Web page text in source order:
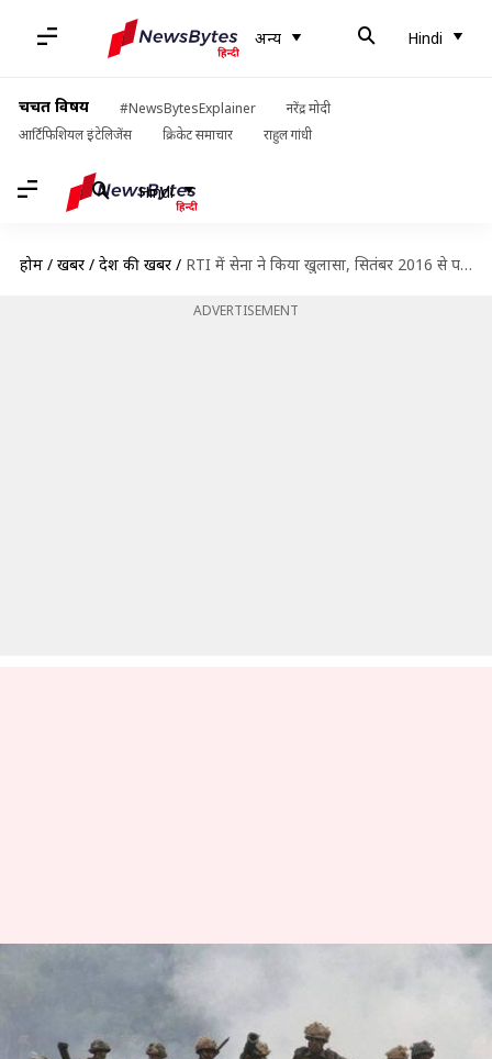
अन्य Hindi
चर्चित विषय #NewsBytesExplainer
नरेंद्र मोदी
आर्टिफिशियल इंटेलिजेंस
क्रिकेट समाचार राहुल गांधी
Hindi
होम / खबरें / देश की खबरें / RTI में सेना ने किया खुलासा, सितंबर 2016 से पहले कभी नहीं हुई सर्जिकल स्ट्राइक
ADVERTISEMENT
RTI में सेना ने किया खुलासा, सितंबर
2016 से पहले कभी नहीं हुई सर्जिकल
स्ट्राइक